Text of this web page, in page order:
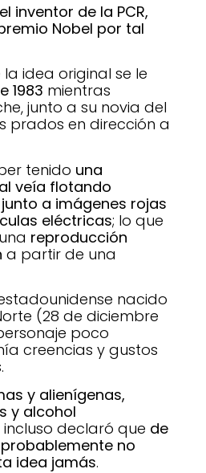
inventor de la PCR,
Nobel por tal
idea original se le
1983 mientras
junto a su novia del
prados en dirección a
tenido una
veía flotando
a imágenes rojas
eléctricas; lo que
reproducción
a partir de una
nacido
(28 de diciembre
poco
creencias y gustos
y alienígenas,
y alcohol
incluso declaró que de
probablemente no
idea jamás.